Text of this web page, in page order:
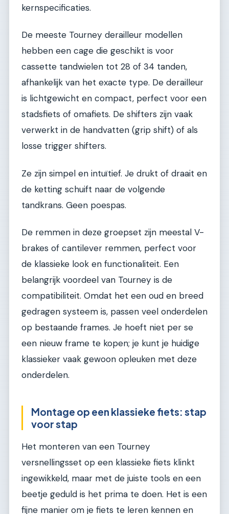
kernspecificaties.
De meeste Tourney derailleur modellen
hebben een cage die geschikt is voor
cassette tandwielen tot 28 of 34 tanden,
afhankelijk van het exacte type. De derailleur
is lichtgewicht en compact, perfect voor een
stadsfiets of omafiets. De shifters zijn vaak
verwerkt in de handvatten (grip shift) of als
losse trigger shifters.
Ze zijn simpel en intuïtief. Je drukt of draait en
de ketting schuift naar de volgende
tandkrans. Geen poespas.
De remmen in deze groepset zijn meestal V-
brakes of cantilever remmen, perfect voor
de klassieke look en functionaliteit. Een
belangrijk voordeel van Tourney is de
compatibiliteit. Omdat het een oud en breed
gedragen systeem is, passen veel onderdelen
op bestaande frames. Je hoeft niet per se
een nieuw frame te kopen; je kunt je huidige
klassieker vaak gewoon opleuken met deze
onderdelen.
Montage op een klassieke fiets: stap
voor stap
Het monteren van een Tourney
versnellingsset op een klassieke fiets klinkt
ingewikkeld, maar met de juiste tools en een
beetje geduld is het prima te doen. Het is een
fijne manier om je fiets te leren kennen en